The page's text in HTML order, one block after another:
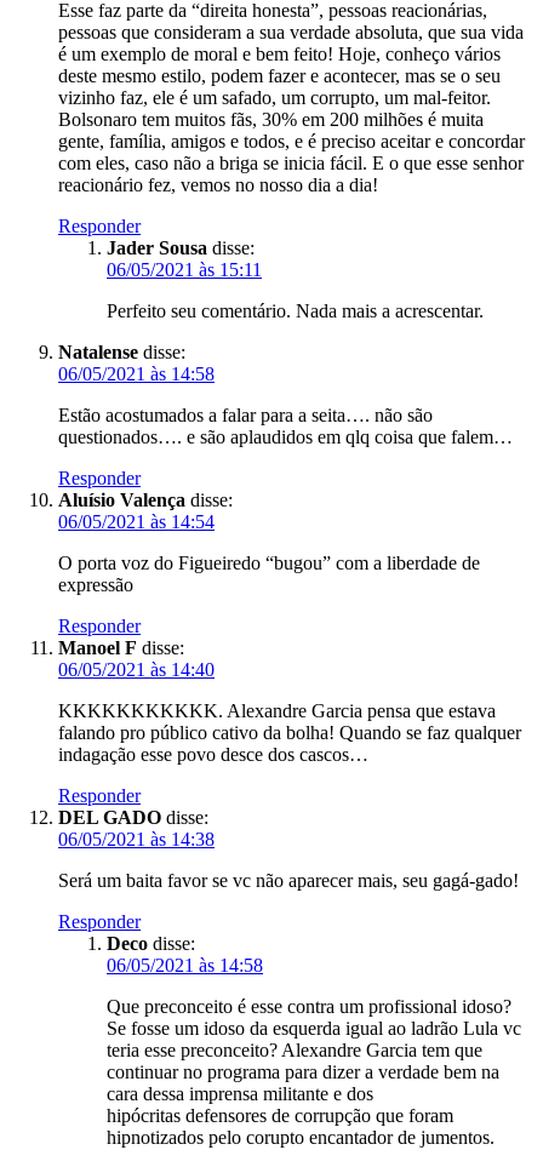
Esse faz parte da “direita honesta”, pessoas reacionárias,
pessoas que consideram a sua verdade absoluta, que sua vida
é um exemplo de moral e bem feito! Hoje, conheço vários
deste mesmo estilo, podem fazer e acontecer, mas se o seu
vizinho faz, ele é um safado, um corrupto, um mal-feitor.
Bolsonaro tem muitos fãs, 30% em 200 milhões é muita
gente, família, amigos e todos, e é preciso aceitar e concordar
com eles, caso não a briga se inicia fácil. E o que esse senhor
reacionário fez, vemos no nosso dia a dia!
Responder
Jader Sousa disse:
06/05/2021 às 15:11
Perfeito seu comentário. Nada mais a acrescentar.
Natalense disse:
06/05/2021 às 14:58
Estão acostumados a falar para a seita…. não são
questionados…. e são aplaudidos em qlq coisa que falem…
Responder
Aluísio Valença disse:
06/05/2021 às 14:54
O porta voz do Figueiredo “bugou” com a liberdade de
expressão
Responder
Manoel F disse:
06/05/2021 às 14:40
KKKKKKKKKKK. Alexandre Garcia pensa que estava
falando pro público cativo da bolha! Quando se faz qualquer
indagação esse povo desce dos cascos…
Responder
DEL GADO disse:
06/05/2021 às 14:38
Será um baita favor se vc não aparecer mais, seu gagá-gado!
Responder
Deco disse:
06/05/2021 às 14:58
Que preconceito é esse contra um profissional idoso?
Se fosse um idoso da esquerda igual ao ladrão Lula vc
teria esse preconceito? Alexandre Garcia tem que
continuar no programa para dizer a verdade bem na
cara dessa imprensa militante e dos
hipócritas defensores de corrupção que foram
hipnotizados pelo corupto encantador de jumentos.